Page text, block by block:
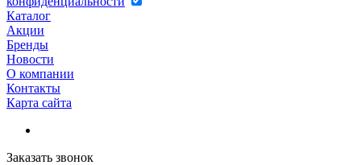
Каталог
Акции
Бренды
Новости
О компании
Контакты
Карта сайта
Заказать звонок